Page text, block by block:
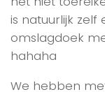
is natuurlijk
omslagdoek
hahaha
We hebben